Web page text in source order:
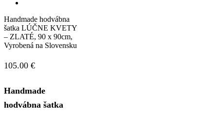
Handmade hodvábna
šatka LÚČNE KVETY
– ZLATÉ, 90 x 90cm,
Vyrobená na Slovensku
105.00 €
Handmade
hodvábna šatka